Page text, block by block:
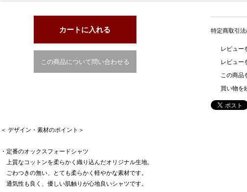
この商品について問い合わせる
特定商取引
レビュー
レビュー
この商品
買い物を
＜ デザイン・素材のポイント＞
・定番のオックスフォードシャツ
上質なコットンを柔らかく織り込んだオリジナル生地。
ごわつきの無い、とても柔らかく軽やかな素材です。
通気性も良く、優しい肌触りが心地良いシャツです。